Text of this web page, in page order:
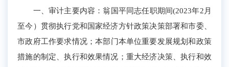
一、审计主要内容：翁国平同志任职期间(2023年2月
至今）贯彻执行党和国家经济方针政策决策部署和市委、
市政府工作要求情况；本部门本单位重要发展规划和政策
措施的制定、执行和效果情况；重大经济决策、执行和效